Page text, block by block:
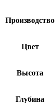
Производство
Цвет
Высота
Глубина